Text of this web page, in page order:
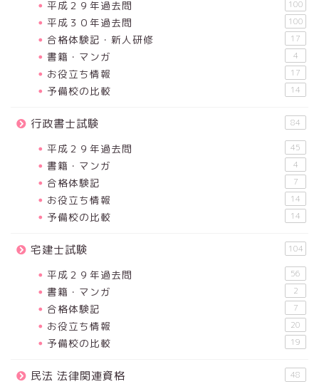
平成２９年過去問 100
平成３０年過去問 100
合格体験記・新人研修 17
書籍・マンガ 4
お役立ち情報 17
予備校の比較 14
行政書士試験 84
平成２９年過去問 45
書籍・マンガ 4
合格体験記 7
お役立ち情報 14
予備校の比較 14
宅建士試験 104
平成２９年過去問 56
書籍・マンガ 2
合格体験記 7
お役立ち情報 20
予備校の比較 19
民法 法律関連資格 48